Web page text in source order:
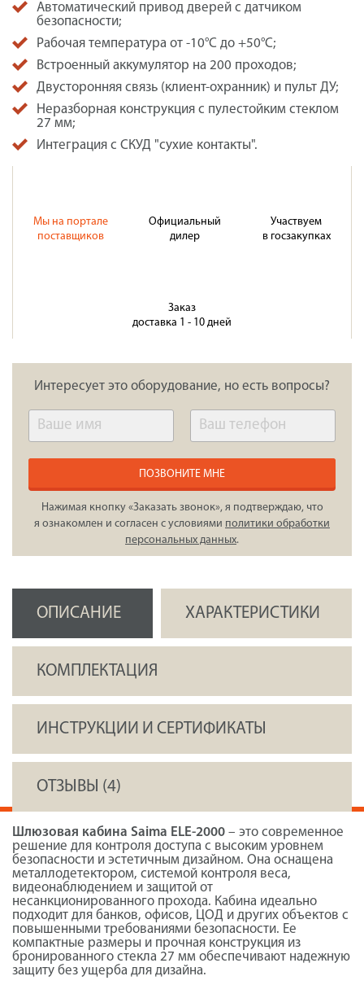
Автоматический привод дверей с датчиком
безопасности;
Рабочая температура от -10°C до +50°C;
Встроенный аккумулятор на 200 проходов;
Двусторонняя связь (клиент-охранник) и пульт ДУ;
Неразборная конструкция с пулестойким стеклом
27 мм;
Интеграция с СКУД "сухие контакты".
Мы на портале
поставщиков
Официальный
дилер
Участвуем
в госзакупках
Заказ
доставка 1 - 10 дней
Интересует это оборудование, но есть вопросы?
ПОЗВОНИТЕ МНЕ
Нажимая кнопку «Заказать звонок», я подтверждаю, что
я ознакомлен и согласен с условиями политики обработки
персональных данных.
ОПИСАНИЕ ХАРАКТЕРИСТИКИ
КОМПЛЕКТАЦИЯ
ИНСТРУКЦИИ И СЕРТИФИКАТЫ
ОТЗЫВЫ (4)
Шлюзовая кабина Saima ELE-2000 – это современное
решение для контроля доступа с высоким уровнем
безопасности и эстетичным дизайном. Она оснащена
металлодетектором, системой контроля веса,
видеонаблюдением и защитой от
несанкционированного прохода. Кабина идеально
подходит для банков, офисов, ЦОД и других объектов с
повышенными требованиями безопасности. Ее
компактные размеры и прочная конструкция из
бронированного стекла 27 мм обеспечивают надежную
защиту без ущерба для дизайна.